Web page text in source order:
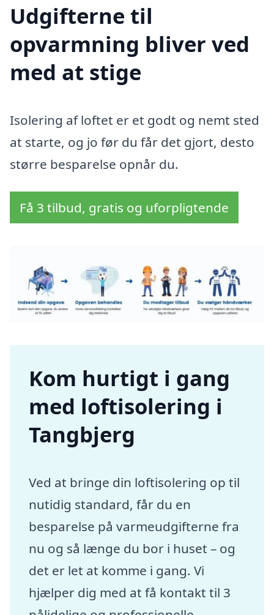
Udgifterne til
opvarmning bliver ved
med at stige
Isolering af loftet er et godt og nemt sted
at starte, og jo før du får det gjort, desto
større besparelse opnår du.
Få 3 tilbud, gratis og uforpligtende
Kom hurtigt i gang
med loftisolering i
Tangbjerg
Ved at bringe din loftisolering op til
nutidig standard, får du en
besparelse på varmeudgifterne fra
nu og så længe du bor i huset – og
det er let at komme i gang. Vi
hjælper dig med at få kontakt til 3